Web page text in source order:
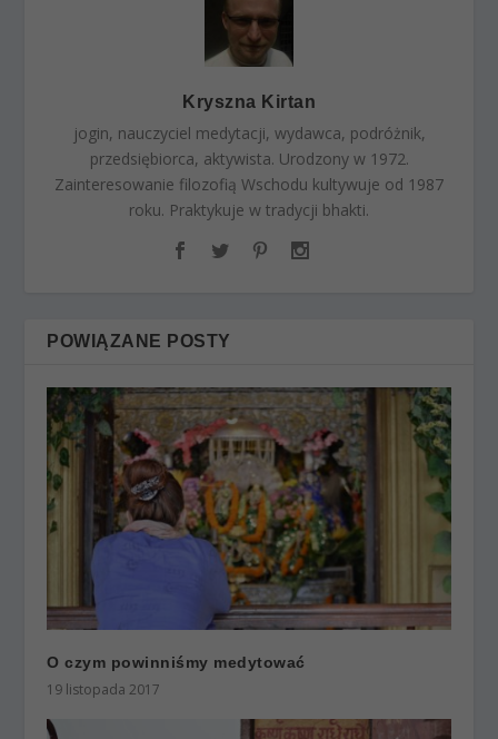
Kryszna Kirtan
jogin, nauczyciel medytacji, wydawca, podróżnik,
przedsiębiorca, aktywista. Urodzony w 1972.
Zainteresowanie filozofią Wschodu kultywuje od 1987
roku. Praktykuje w tradycji bhakti.
POWIĄZANE POSTY
O czym powinniśmy medytować
19 listopada 2017